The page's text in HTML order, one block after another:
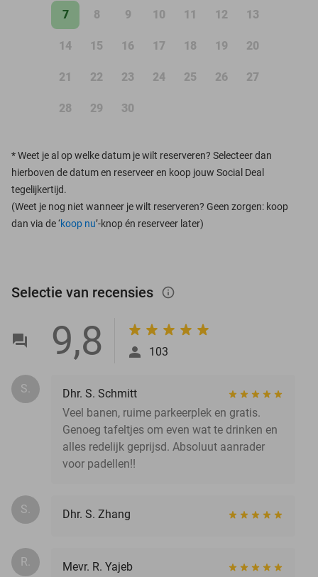
7 8 9 10 11 12 13
14 15 16 17 18 19 20
21 22 23 24 25 26 27
28 29 30
*Weet je al op welke datum je wilt reserveren? Selecteer dan
hierboven de datum en reserveer en koop jouw Social Deal
tegelijkertijd.
(Weet je nog niet wanneer je wilt reserveren? Geen zorgen: koop
dan via de ‘koop nu’-knop én reserveer later)
Selectie van recensies info_outlined
9,8 103
S.
Dhr. S. Schmitt
Veel banen, ruime parkeerplek en gratis.
Genoeg tafeltjes om even wat te drinken en
alles redelijk geprijsd. Absoluut aanrader
voor padellen!!
S. Dhr. S. Zhang
R. Mevr. R. Yajeb